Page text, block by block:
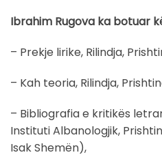
Ibrahim Rugova ka botuar
– Prekje lirike, Rilindja,
– Kah teoria, Rilindja,
– Bibliografia e kritikës
Instituti Albanologjik,
Isak Shemën),